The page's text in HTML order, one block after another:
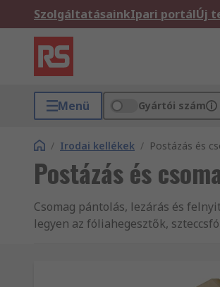
SzolgáltatásainkIpari portálÚj
Menü Gyártói szám
/ Irodai kellékek / Postázás és
Postázás és
Csomag pántolás, lezárás és
legyen az fóliahegesztők,